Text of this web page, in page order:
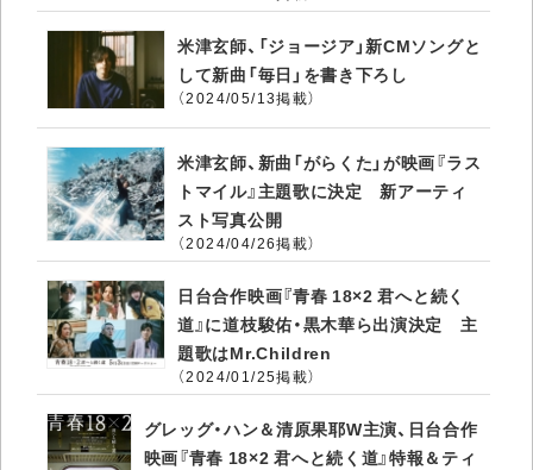
米津玄師、「ジョージア」新CMソングと
して新曲「毎日」を書き下ろし
（2024/05/13掲載）
米津玄師、新曲「がらくた」が映画『ラス
トマイル』主題歌に決定 新アーティ
スト写真公開
（2024/04/26掲載）
日台合作映画『青春 18×2 君へと続く
道』に道枝駿佑・黒木華ら出演決定 主
題歌はMr.Children
（2024/01/25掲載）
グレッグ・ハン＆清原果耶W主演、日台合作
映画『青春 18×2 君へと続く道』特報＆ティ